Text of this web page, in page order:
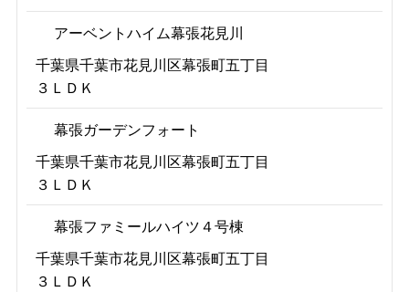
アーベントハイム幕張花見川
千葉県千葉市花見川区幕張町五丁目
３ＬＤＫ
幕張ガーデンフォート
千葉県千葉市花見川区幕張町五丁目
３ＬＤＫ
幕張ファミールハイツ４号棟
千葉県千葉市花見川区幕張町五丁目
３ＬＤＫ